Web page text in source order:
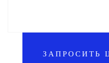
ЗАПРОСИТЬ